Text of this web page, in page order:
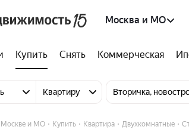
Москва и МО
Купить Снять Коммерческая
Квартиру Вторичка,
Москве и МО Купить Квартира Двухкомнатные